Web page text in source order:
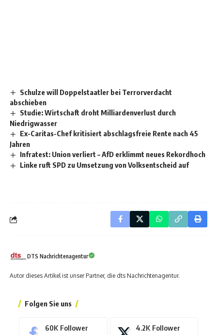
Schulze will Doppelstaatler bei Terrorverdacht
abschieben
Studie: Wirtschaft droht Milliardenverlust durch
Niedrigwasser
Ex-Caritas-Chef kritisiert abschlagsfreie Rente nach 45
Jahren
Infratest: Union verliert – AfD erklimmt neues Rekordhoch
Linke ruft SPD zu Umsetzung von Volksentscheid auf
DTS Nachrichtenagentur
Autor dieses Artikel ist unser Partner, die dts Nachrichtenagentur.
Folgen Sie uns
60K Follower 4.2K Follower